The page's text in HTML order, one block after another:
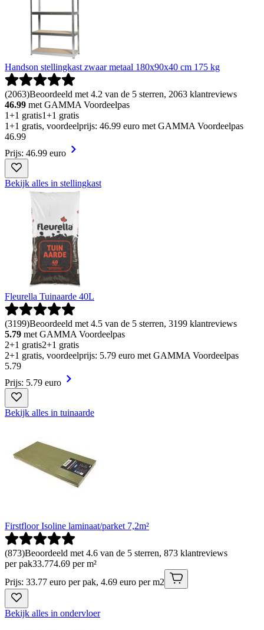
Handson stellingkast zwaar metaal 180x90x40 cm 175 kg
(2063)Beoordeeld met 4.2 van de 5 sterren, 2063 klantreviews
46.99 met GAMMA Voordeelpas
1+1 gratis1+1 gratis
1+1 gratis, voordeelprijs: 46.99 euro met GAMMA Voordeelpas
46.99
Prijs: 46.99 euro
Bekijk alles in stellingkast
Fleurella Tuinaarde 40L
(3199)Beoordeeld met 4.5 van de 5 sterren, 3199 klantreviews
5.79 met GAMMA Voordeelpas
2+1 gratis2+1 gratis
2+1 gratis, voordeelprijs: 5.79 euro met GAMMA Voordeelpas
5.79
Prijs: 5.79 euro
Bekijk alles in tuinaarde
Firstfloor Isoline laminaat/parket 7,2m²
(873)Beoordeeld met 4.6 van de 5 sterren, 873 klantreviews
per pak33.774.69 per m²
Prijs: 33.77 euro per pak, 4.69 euro per m2
Bekijk alles in ondervloer